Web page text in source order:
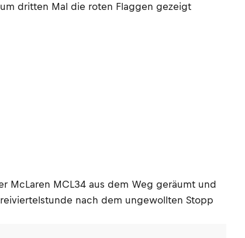
dritten Mal die roten Flaggen gezeigt
McLaren MCL34 aus dem Weg geräumt und
nach dem ungewollten Stopp